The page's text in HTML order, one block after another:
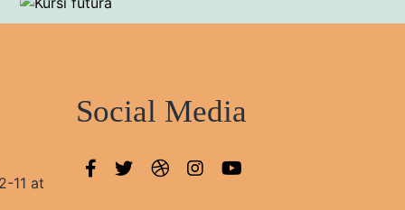
Social Media